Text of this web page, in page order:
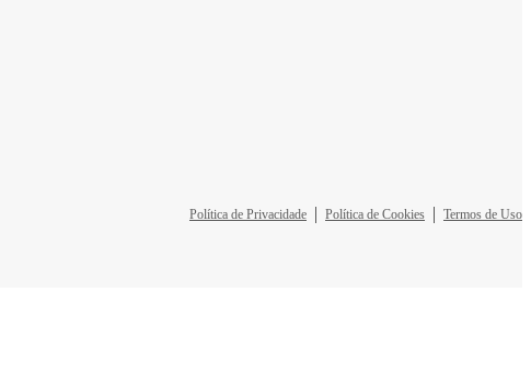
Política de Privacidade Política de Cookies Termos de Uso